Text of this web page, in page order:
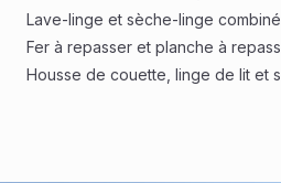
Lave-linge et sèche-linge
Fer à repasser et planche à
Housse de couette, linge de lit et